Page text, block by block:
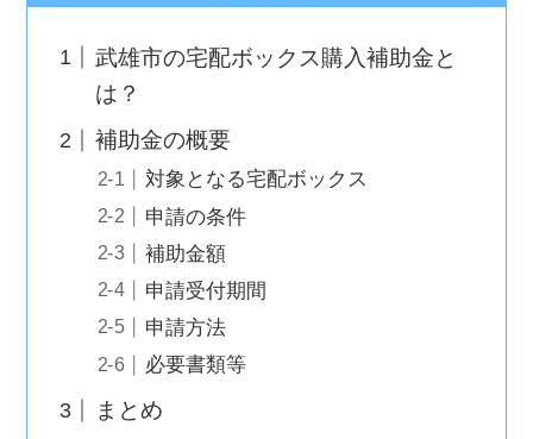
武雄市の宅配ボックス購入補助金と
は？
補助金の概要
対象となる宅配ボックス
申請の条件
補助金額
申請受付期間
申請方法
必要書類等
まとめ